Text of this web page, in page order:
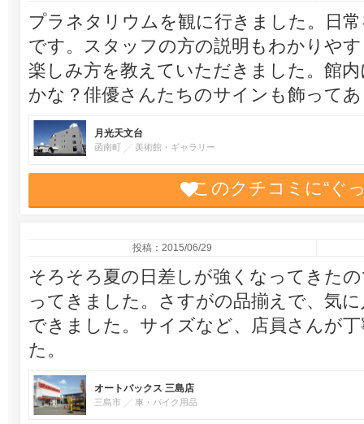
プラネタリウムを観に行きました。日
です。スタッフの方の説明もわかりや
楽しみ方を教えていただきました。館
かな？俳優さんたちのサインも飾って
月光天文台
函南町 美術館・ギャラリー
このクチコミに“ぐ
投稿：2015/06/29
そろそろ夏の日差しが強くなってきた
ってきました。さすがの品揃えで、気
できました。サイズなど、店員さんが
た。
オートバックス 三島店
三島市 車・バイク用品